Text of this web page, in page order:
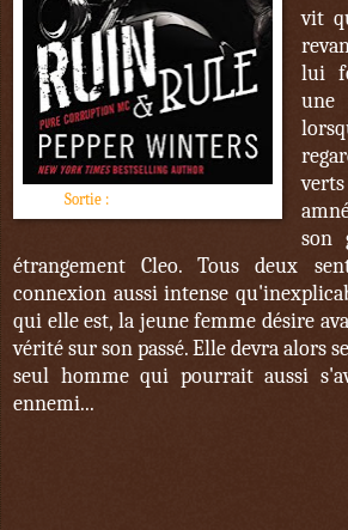
Sortie :
vit
lui
une
son
étrangement Cleo. Tous deux
connexion aussi intense
qui elle est, la jeune femme désire
vérité sur son passé. Elle devra alors
seul homme qui pourrait aussi
ennemi...